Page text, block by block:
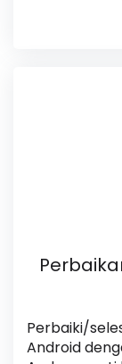
Perbaiki/
Android